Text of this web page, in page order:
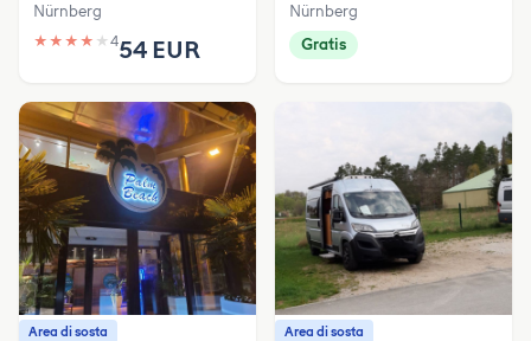
Nürnberg
★ ★ ★ ★ ★ 454 EUR
Nürnberg
Gratis
Area di sosta Area di sosta